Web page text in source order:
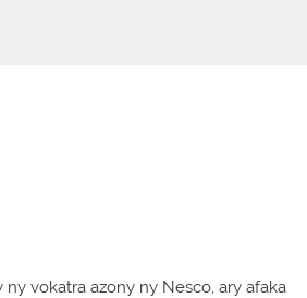
vokatra azony ny Nesco, ary afaka